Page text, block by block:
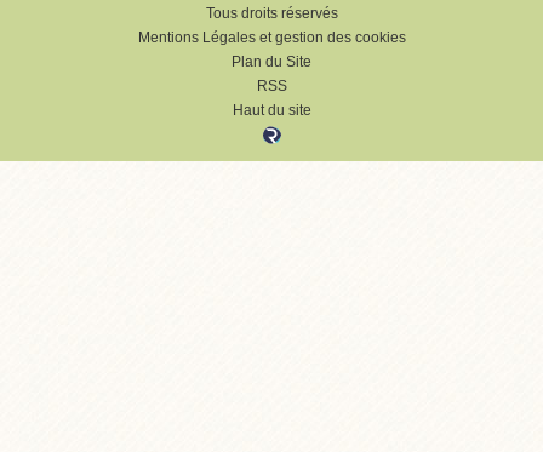
Tous droits réservés
Mentions Légales et gestion des cookies
Plan du Site
RSS
Haut du site